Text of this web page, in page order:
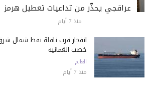
عراقجي يحذّر من تداعيات تعطيل هرمز
منذ 7 أيام
انفجار قرب ناقلة نفط شمال
خصب العُمانية
العالم
منذ 7 أيام